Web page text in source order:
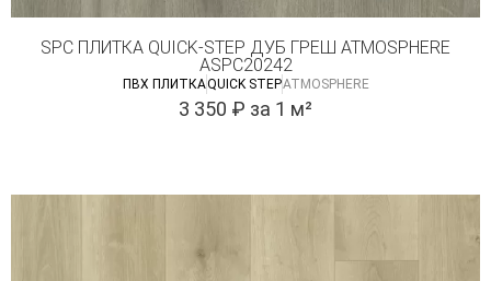
SPC ПЛИТКА QUICK-STEP ДУБ ГРЕШ ATMOSPHERE
ASPC20242
ПВХ ПЛИТКАQUICK STEPATMOSPHERE
3 350 ₽ за 1 м²